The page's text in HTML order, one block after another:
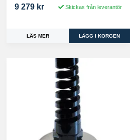
9 279 kr Skickas från leverantör
LÄS MER